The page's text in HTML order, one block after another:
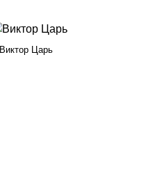
Виктор Царь